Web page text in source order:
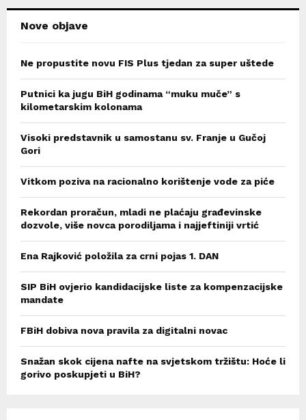
Nove objave
Ne propustite novu FIS Plus tjedan za super uštede
Putnici ka jugu BiH godinama “muku muče” s
kilometarskim kolonama
Visoki predstavnik u samostanu sv. Franje u Gučoj
Gori
Vitkom poziva na racionalno korištenje vode za piće
Rekordan proračun, mladi ne plaćaju građevinske
dozvole, više novca porodiljama i najjeftiniji vrtić
Ena Rajković položila za crni pojas 1. DAN
SIP BiH ovjerio kandidacijske liste za kompenzacijske
mandate
FBiH dobiva nova pravila za digitalni novac
Snažan skok cijena nafte na svjetskom tržištu: Hoće li
gorivo poskupjeti u BiH?